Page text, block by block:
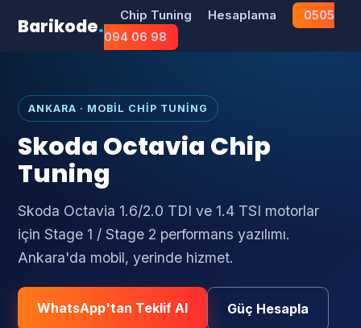
Barikode. Chip Tuning Hesaplama
0505
094 06 98
ANKARA · MOBIL CHIP TUNING
Skoda Octavia Chip
Tuning
Skoda Octavia 1.6/2.0 TDI ve 1.4 TSI motorlar
için Stage 1 / Stage 2 performans yazılımı.
Ankara'da mobil, yerinde hizmet.
WhatsApp'tan Teklif Al Güç Hesapla